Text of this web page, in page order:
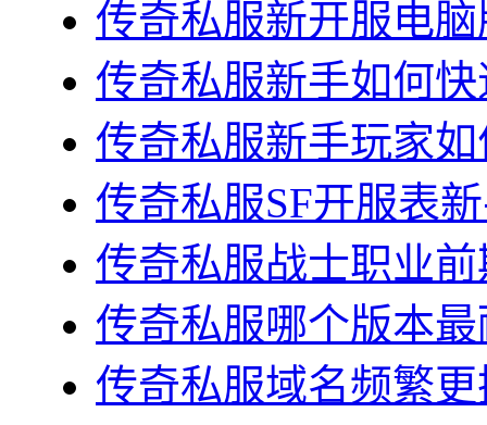
传奇私服新开服电
传奇私服新手如何
传奇私服新手玩家
传奇私服SF开服表
传奇私服战士职业
传奇私服哪个版本
传奇私服域名频繁